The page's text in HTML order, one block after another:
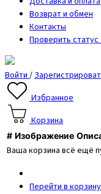
Возврат и обмен
Контакты
Проверить статус
Войти/
Избранное
Корзина
# Изображение
Ваша корзина всё ещё
Перейти в